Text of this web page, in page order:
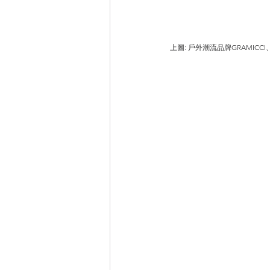
上圖: 戶外潮流品牌GRAMICCI